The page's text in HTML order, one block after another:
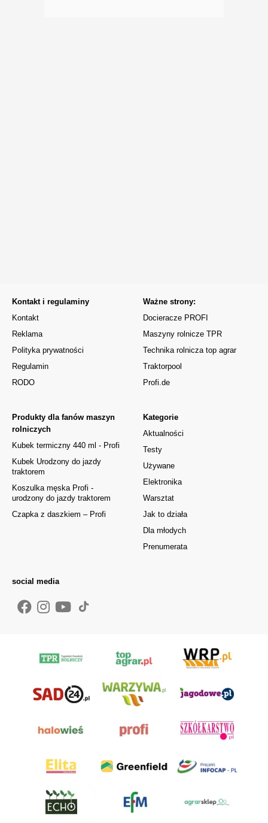
Kontakt i regulaminy
Kontakt
Reklama
Polityka prywatności
Regulamin
RODO
Kategorie
Aktualności
Testy
Używane
Elektronika
Warsztat
Jak to działa
Dla młodych
Prenumerata
Produkty dla fanów maszyn
rolniczych
Kubek termiczny 440 ml - Profi
Kubek Urodzony do jazdy
traktorem
Koszulka męska Profi -
urodzony do jazdy traktorem
Czapka z daszkiem – Profi
Ważne strony:
Docieracze PROFI
Maszyny rolnicze TPR
Technika rolnicza top agrar
Traktorpool
Profi.de
social media